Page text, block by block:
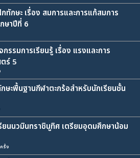
ทักษะ เรื่อง สมการและการแก้สมการ
ษาปีที่ 6
รรมการเรียนรู้ เรื่อง แรงและการ
ร์ 5
ษะพื้นฐานกีฬาตะกร้อสำหรับนักเรียนชั้น
ยนนวมินทราชินูทิศ เตรียมอุดมศึกษาน้อม
รั้ง